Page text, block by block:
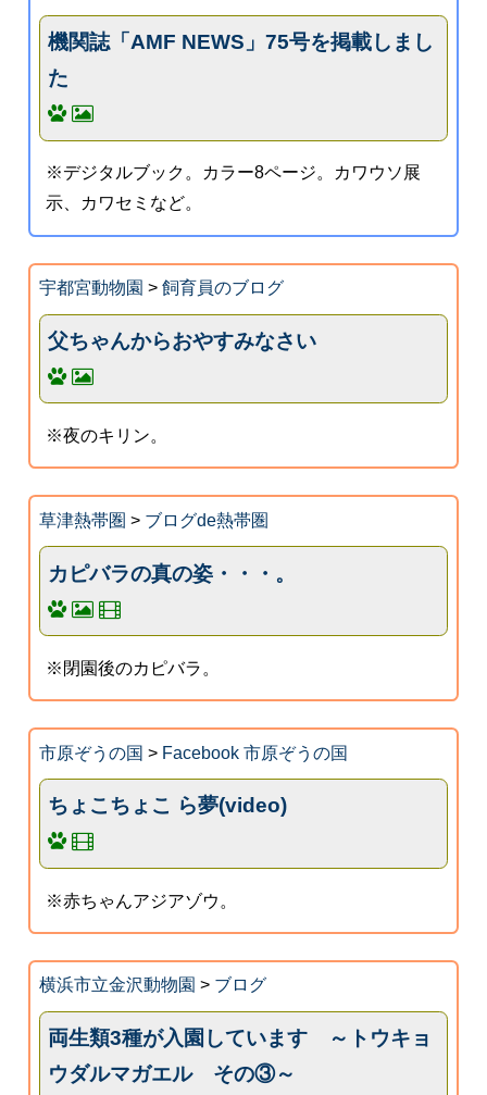
機関誌「AMF NEWS」75号を掲載しまし
た
※デジタルブック。カラー8ページ。カワウソ展
示、カワセミなど。
宇都宮動物園 > 飼育員のブログ
父ちゃんからおやすみなさい
※夜のキリン。
草津熱帯圏 > ブログde熱帯圏
カピバラの真の姿・・・。
※閉園後のカピバラ。
市原ぞうの国 > Facebook 市原ぞうの国
ちょこちょこ ら夢(video)
※赤ちゃんアジアゾウ。
横浜市立金沢動物園 > ブログ
両生類3種が入園しています ～トウキョ
ウダルマガエル その③～